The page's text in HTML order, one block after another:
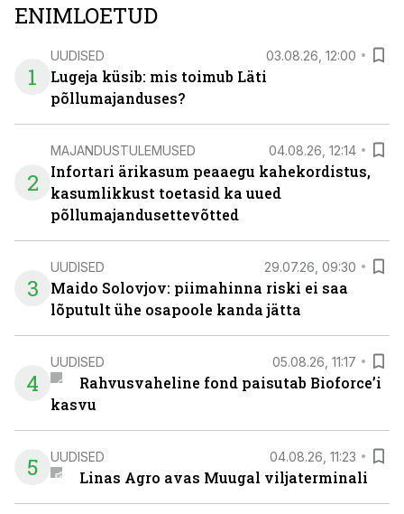
ENIMLOETUD
1
UUDISED 03.08.26, 12:00
Lugeja küsib: mis toimub Läti
põllumajanduses?
2
MAJANDUSTULEMUSED 04.08.26, 12:14
Infortari ärikasum peaaegu kahekordistus,
kasumlikkust toetasid ka uued
põllumajandusettevõtted
3
UUDISED 29.07.26, 09:30
Maido Solovjov: piimahinna riski ei saa
lõputult ühe osapoole kanda jätta
4
UUDISED 05.08.26, 11:17
Rahvusvaheline fond paisutab Bioforce’i
kasvu
5 UUDISED 04.08.26, 11:23
Linas Agro avas Muugal viljaterminali